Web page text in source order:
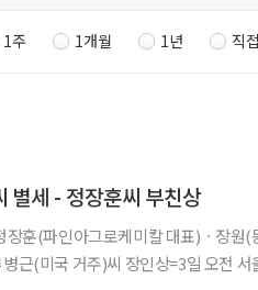
1주 1개월 1년 직
별세 - 정장훈씨 부친상
훈(파인아그로케미칼 대표)ㆍ장원
근(미국 거주)씨 장인상=3일 오전